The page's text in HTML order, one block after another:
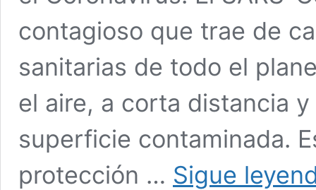
contagioso que trae de
sanitarias de todo el
el aire, a corta distancia
superficie contaminada.
protección … Sigue